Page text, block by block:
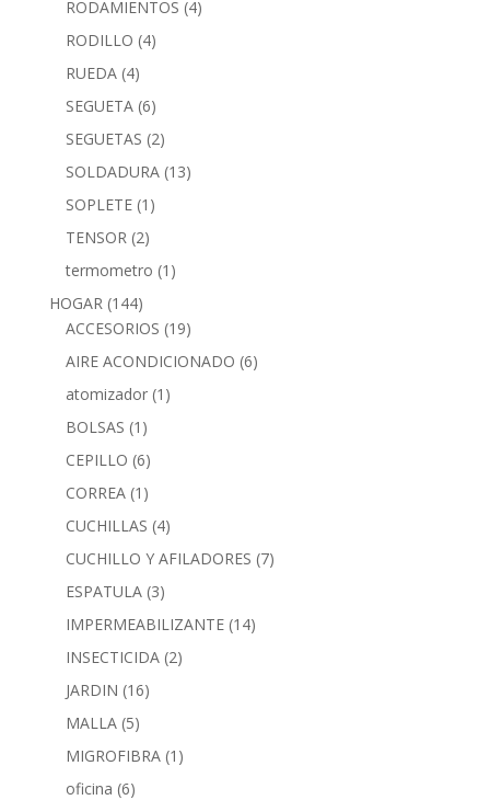
RODAMIENTOS (4)
RODILLO (4)
RUEDA (4)
SEGUETA (6)
SEGUETAS (2)
SOLDADURA (13)
SOPLETE (1)
TENSOR (2)
termometro (1)
HOGAR (144)
ACCESORIOS (19)
AIRE ACONDICIONADO (6)
atomizador (1)
BOLSAS (1)
CEPILLO (6)
CORREA (1)
CUCHILLAS (4)
CUCHILLO Y AFILADORES (7)
ESPATULA (3)
IMPERMEABILIZANTE (14)
INSECTICIDA (2)
JARDIN (16)
MALLA (5)
MIGROFIBRA (1)
oficina (6)